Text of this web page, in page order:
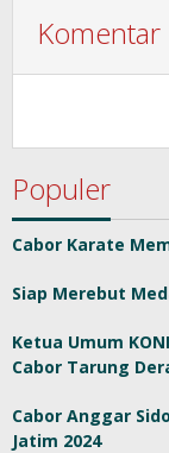
Komentar
Populer
Cabor Karate
Siap Merebut
Ketua Umum
Cabor Tarung
Cabor Anggar
Jatim 2024